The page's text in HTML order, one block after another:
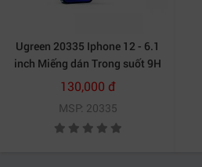
Ugreen 20335 Iphone 12 - 6.1
inch Miếng dán Trong suốt 9H
cường lực chống ánh sáng
xanh SP159 20020335
130,000 đ
MSP: 20335